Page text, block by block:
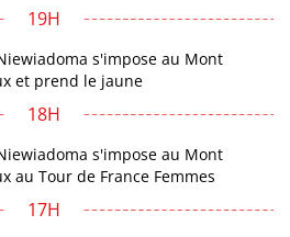
19H
s'impose au Mont
et prend le jaune
18H
s'impose au Mont
au Tour de France Femmes
17H